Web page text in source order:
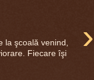
›
şcoală venind,
Fiecare îşi